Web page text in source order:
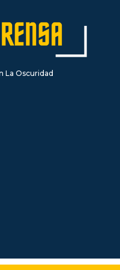
La Oscuridad